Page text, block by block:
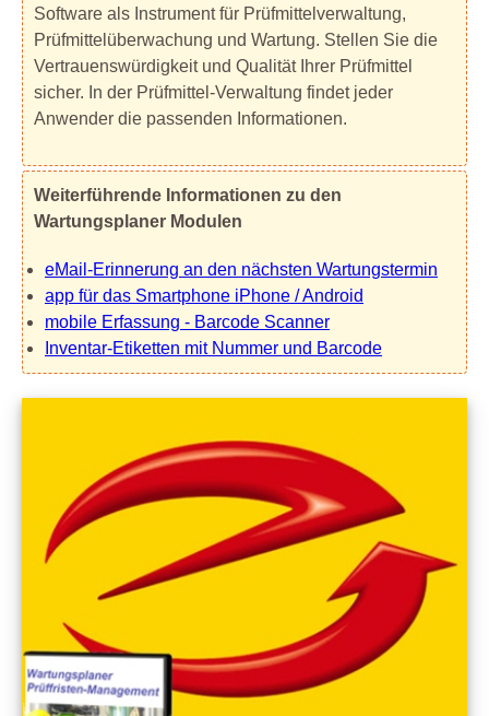
Software als Instrument für Prüfmittelverwaltung,
Prüfmittelüberwachung und Wartung. Stellen Sie die
Vertrauenswürdigkeit und Qualität Ihrer Prüfmittel
sicher. In der Prüfmittel-Verwaltung findet jeder
Anwender die passenden Informationen.
Weiterführende Informationen zu den
Wartungsplaner Modulen
eMail-Erinnerung an den nächsten Wartungstermin
app für das Smartphone iPhone / Android
mobile Erfassung - Barcode Scanner
Inventar-Etiketten mit Nummer und Barcode